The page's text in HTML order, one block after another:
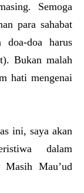
. Semoga
para sahabat
doa-doa harus
Bukan malah
hati mengenai
ini, saya akan
dalam
Masih Mau’ud